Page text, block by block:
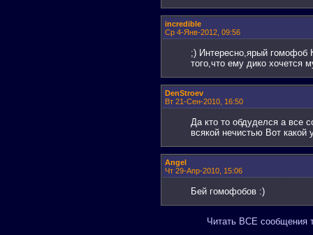
incredible
Ср 4-Янв-2012, 09:56
;) Интересно,ярый гомофоб
того,что ему дико хочется
DenStroev
Вт 21-Сен-2010, 16:50
Да кто то обдуделся а все
всякой нечистью Вот какой
Angel
Чт 29-Апр-2010, 15:06
Бей гомофобов :)
Читать ВСЕ сообщения